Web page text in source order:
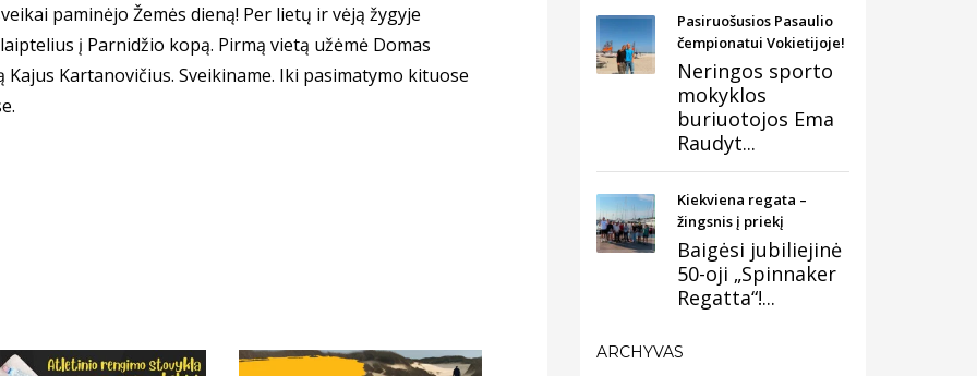
paminėjo Žemės dieną! Per lietų ir vėją žygyje
į Parnidžio kopą. Pirmą vietą užėmė Domas
Kartanovičius. Sveikiname. Iki pasimatymo kituose
Pasiruošusios Pasaulio
čempionatui Vokietijoje!
Neringos sporto
mokyklos
buriuotojos Ema
Raudyt...
Kiekviena regata –
žingsnis į priekį
Baigėsi jubiliejinė
50-oji „Spinnaker
Regatta“!...
ARCHYVAS